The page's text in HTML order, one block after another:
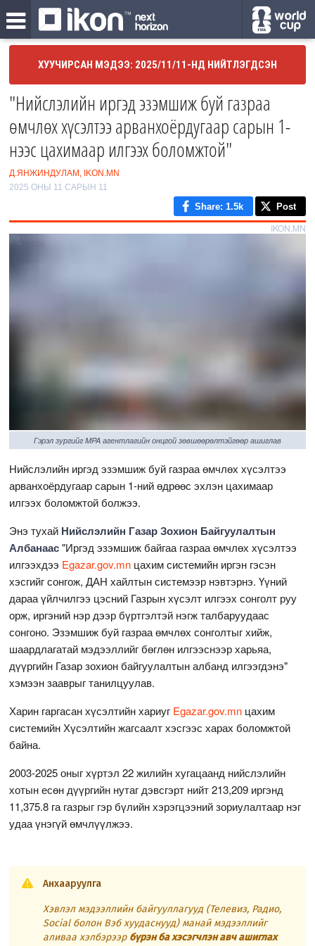
ХУУЧИРСАН МЭДЭЭ: 2025/11/11-НД НИЙТЛЭГДСЭН
"Нийслэлийн иргэд эзэмшиж буй газраа
өмчлөх хүсэлтээ арванхоёрдугаар сарын 1-
нээс цахимаар илгээх боломжтой"
Д.ЯНЖИНДУЛАМ, IKON.MN
2025 ОНЫ 11 САРЫН 11
Share: 1.5k Post
IKON.MN
Гэрэл зургийг MPA агентлагийн онцгой зөвшөөрөлтэйгөөр ашиглав
Нийслэлийн иргэд эзэмшиж буй газраа өмчлөх хүсэлтээ
арванхоёрдугаар сарын 1-ний өдрөөс эхлэн цахимаар
илгээх боломжтой болжээ.
Энэ тухай Нийслэлийн Газар Зохион Байгуулалтын
Албанаас"Иргэд эзэмшиж байгаа газраа өмчлөх хүсэлтээ
илгээхдээ Egazar.gov.mn цахим системийн иргэн гэсэн
хэсгийг сонгож, ДАН хайлтын системээр нэвтэрнэ. Үүний
дараа үйлчилгээ цэсний Газрын хүсэлт илгээх сонголт руу
орж, иргэний нэр дээр бүртгэлтэй нэгж талбаруудаас
сонгоно. Эзэмшиж буй газраа өмчлөх сонголтыг хийж,
шаардлагатай мэдээллийг бөглөн илгээснээр харьяа,
дүүргийн Газар зохион байгуулалтын албанд илгээгдэнэ"
хэмээн зааврыг танилцуулав.
Харин гаргасан хүсэлтийн хариуг Egazar.gov.mn цахим
системийн Хүсэлтийн жагсаалт хэсгээс харах боломжтой
байна.
2003-2025 оныг хүртэл 22 жилийн хугацаанд нийслэлийн
хотын есөн дүүргийн нутаг дэвсгэрт нийт 213,209 иргэнд
11,375.8 га газрыг гэр бүлийн хэрэгцээний зориулалтаар нэг
удаа үнэгүй өмчлүүлжээ.
Анхааруулга
Хэвлэл мэдээллийн байгууллагууд (Телевиз, Радио,
Social болон Вэб хуудаснууд) манай мэдээллийг
аливаа хэлбэрээр бүрэн ба хэсэгчлэн авч ашиглах